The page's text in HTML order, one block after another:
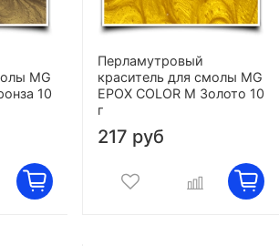
MG
10
Перламутровый
краситель для смолы MG
EPOX COLOR M Золото 10
г
217 руб